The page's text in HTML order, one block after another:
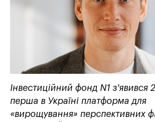
Інвестиційний фонд N1 з'явився
перша в Україні платформа для
«вирощування» перспективних